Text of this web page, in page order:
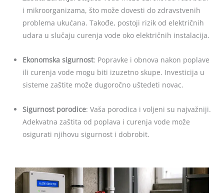
i mikroorganizama, što može dovesti do zdravstvenih
problema ukućana. Takođe, postoji rizik od električnih
udara u slučaju curenja vode oko električnih instalacija.
Ekonomska sigurnost: Popravke i obnova nakon poplave
ili curenja vode mogu biti izuzetno skupe. Investicija u
sisteme zaštite može dugoročno uštedeti novac.
Sigurnost porodice: Vaša porodica i voljeni su najvažniji.
Adekvatna zaštita od poplava i curenja vode može
osigurati njihovu sigurnost i dobrobit.